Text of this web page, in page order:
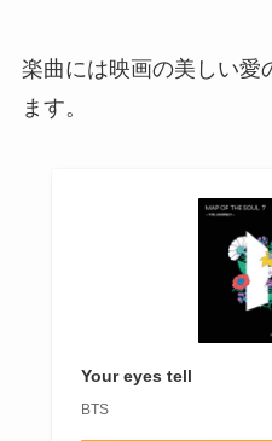
楽曲には映画の美しい愛
ます。
Your eyes tell
BTS